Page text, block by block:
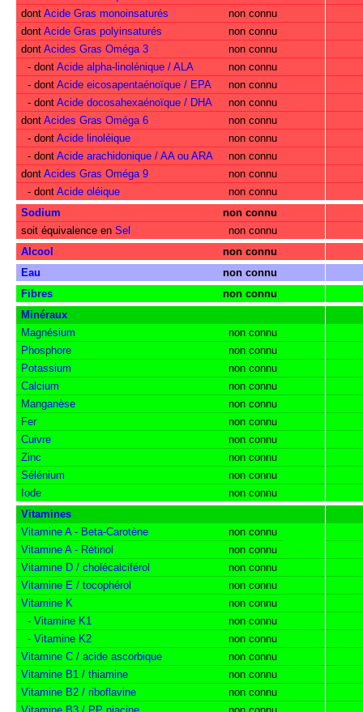
dont Acide Gras monoinsaturés
non connu
dont Acide Gras polyinsaturés
non connu
dont Acides Gras Oméga 3
non connu
- dont Acide alpha-linolénique / ALA
non connu
- dont Acide eicosapentaénoïque / EPA
non connu
- dont Acide docosahexaénoïque / DHA
non connu
dont Acides Gras Oméga 6
non connu
- dont Acide linoléique
non connu
- dont Acide arachidonique / AA ou ARA
non connu
dont Acides Gras Oméga 9
non connu
- dont Acide oléique
non connu
Sodium
non connu
soit équivalence en Sel
non connu
Alcool
non connu
Eau
non connu
Fibres
non connu
Minéraux
Magnésium
non connu
Phosphore
non connu
Potassium
non connu
Calcium
non connu
Manganèse
non connu
Fer
non connu
Cuivre
non connu
Zinc
non connu
Sélénium
non connu
Iode
non connu
Vitamines
Vitamine A - Beta-Carotène
non connu
Vitamine A - Rétinol
non connu
Vitamine D / cholécalciférol
non connu
Vitamine E / tocophérol
non connu
Vitamine K
non connu
- Vitamine K1
non connu
- Vitamine K2
non connu
Vitamine C / acide ascorbique
non connu
Vitamine B1 / thiamine
non connu
Vitamine B2 / riboflavine
non connu